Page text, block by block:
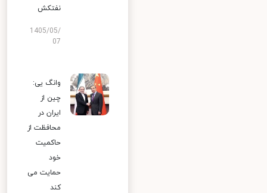
نفتکش
1405/05/
07
وانگ یی:
چین از
ایران در
محافظت از
حاکمیت
خود
حمایت می
کند